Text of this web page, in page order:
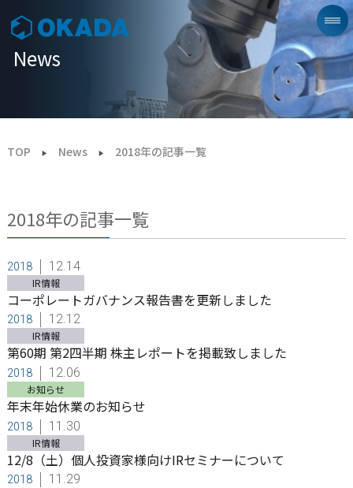
News
TOP News 2018年の記事一覧
2018年の記事一覧
2018 12.14
IR情報
コーポレートガバナンス報告書を更新しました
2018 12.12
IR情報
第60期 第2四半期 株主レポートを掲載致しました
2018 12.06
お知らせ
年末年始休業のお知らせ
2018 11.30
IR情報
12/8（土）個人投資家様向けIRセミナーについて
2018 11.29